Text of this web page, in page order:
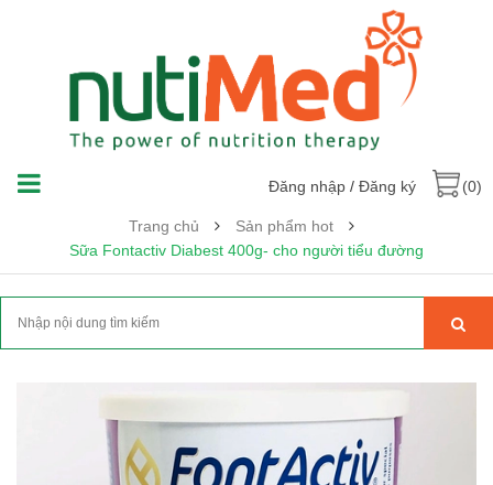
Đăng nhập / Đăng ký (0)
Trang chủ
Sản phẩm hot
Sữa Fontactiv Diabest 400g- cho người tiểu đường